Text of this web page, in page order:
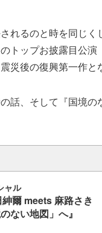
れるのと時を同じ
トップお披露目公
災後の復興第一作と
話、そして『国境
ャル
爾 meets 麻路さき
ない地図」へ』